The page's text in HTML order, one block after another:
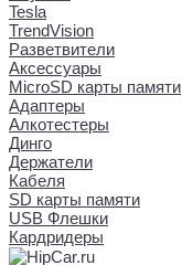
Tesla
TrendVision
Разветвители
Аксессуары
MicroSD карты памяти
Адаптеры
Алкотестеры
Динго
Держатели
Кабеля
SD карты памяти
USB Флешки
Кардридеры